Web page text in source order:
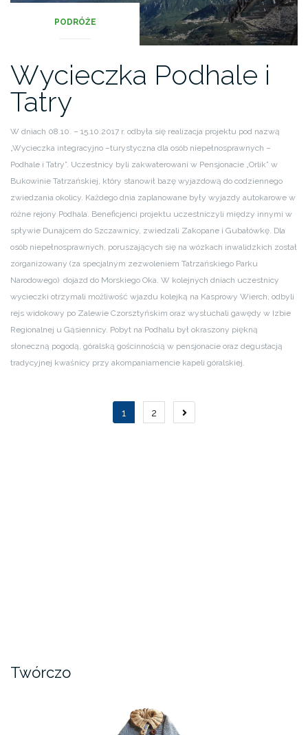
PODRÓŻE
Wycieczka Podhale i
Tatry
W dniach 08.10. – 15.10.2017 r. odbyła się realizacja projektu pod nazwą
„Wycieczka integracyjno –turystyczna dla osób niepełnosprawnych –
Podhale i Tatry”. Uczestnicy byli zakwaterowani w Pensjonacie „Orlik” w
Bukowinie Tatrzańskiej, który stanowił bazę wyjazdową do codziennego
zwiedzania okolicy. Każdego dnia zaplanowane były wyjazdy autokarowe w
różne rejony Podhala. Beneficjenci projektu uczestniczyli między innymi w
spływie Dunajcem do Szczawnicy, zwiedzali Zakopane i Gubałówkę. Dla
osób niepełnosprawnych, poruszających się na wózkach inwalidzkich został
zorganizowany (za specjalnym zezwoleniem Tatrzańskiego Parku
Narodowego) dojazd do Morskiego Oka. W kolejnych dniach uczestnicy
wycieczki otrzymali możliwość wjazdu kolejką na Kasprowy Wierch, odbyli
rejs widokowy po Zalewie Czorsztyńskim oraz wysłuchali gawędy w Izbie
Regionalnej u Gąsiennicy. Pobyt na Podhalu był okraszony piękną
słoneczną pogodą, góralską gościnnością w pensjonacie oraz degustacją
tradycyjnej kwaśnicy przy akompaniamencie kapeli góralskiej.
Nawigacja
1 2
Twórczo